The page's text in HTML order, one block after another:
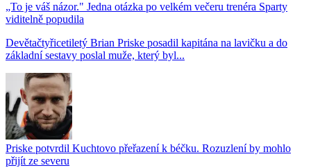
„To je váš názor." Jedna otázka po velkém večeru trenéra Sparty
viditelně popudila
Devětačtyřicetiletý Brian Priske posadil kapitána na lavičku a do
základní sestavy poslal muže, který byl...
Priske potvrdil Kuchtovo přeřazení k béčku. Rozuzlení by mohlo
přijít ze severu